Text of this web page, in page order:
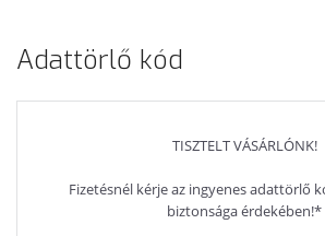
TO-ORDER
(719061-B21-
(754520-
REF)
Adattörlő kód
TISZTELT VÁSÁRLÓNK!
Fizetésnél kérje az ingyenes adattörlő
biztonsága érdekében!*